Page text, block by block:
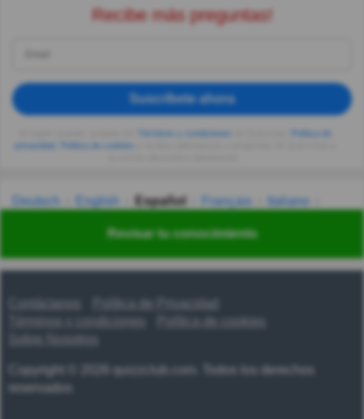
Revisar tu conocimiento
Recibe más preguntas!
Suscríbete ahora
Deutsch English Español Français
Italiano
Українська हिन्दी 한국어 汉语
Contáctanos
Política de Privacidad
Términos y condiciones
Copyright © 2026 quizzclub.com. Todos los derechos
reservados